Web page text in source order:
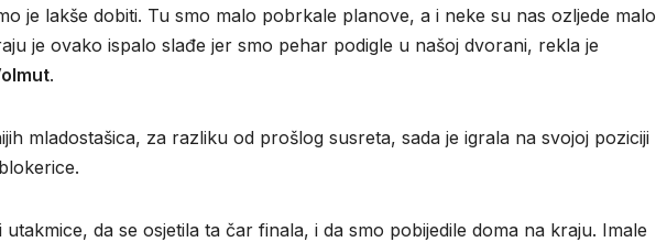
je lakše dobiti. Tu smo malo pobrkale planove, a i neke su nas ozljede malo
je ovako ispalo slađe jer smo pehar podigle u našoj dvorani, rekla je
.
mladostašica, za razliku od prošlog susreta, sada je igrala na svojoj poziciji
da se osjetila ta čar finala, i da smo pobijedile doma na kraju. Imale